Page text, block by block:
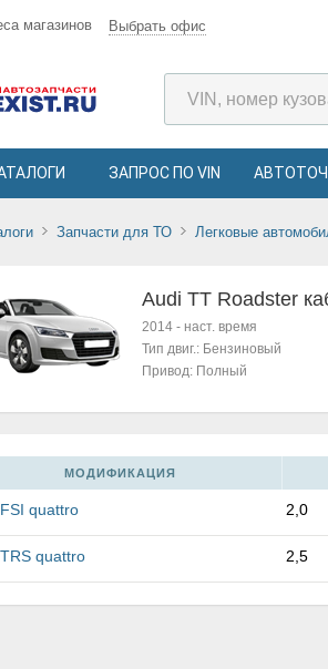
магазинов Выбрать офис
ЗАПРОС ПО VIN
Запчасти для ТО Легковые
Audi TT Roadster
2014 - наст. время
Тип двиг.: Бензиновый
Привод: Полный
МОДИФИКАЦИЯ
quattro 2,0
quattro 2,5